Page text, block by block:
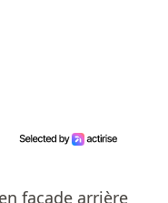
façade arrière